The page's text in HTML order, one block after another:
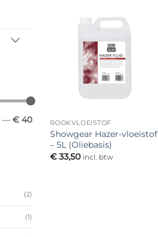
— € 40
(2)
(1)
Toevoegen
verlanglijst
ROOKVLOEISTOF
Showgear Hazer-vloeistof
– 5L (Oliebasis)
€33,50 incl. btw